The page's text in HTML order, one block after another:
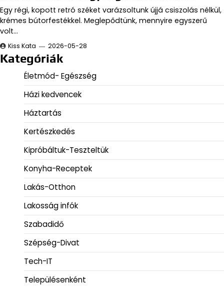
Egy régi, kopott retró széket varázsoltunk újjá csiszolás nélkül,
krémes bútorfestékkel. Meglepődtünk, mennyire egyszerű
volt…
Kiss Kata 2026-05-28
Kategóriák
Életmód- Egészség
Házi kedvencek
Háztartás
Kertészkedés
Kipróbáltuk-Teszteltük
Konyha-Receptek
Lakás-Otthon
Lakosság infók
Szabadidő
Szépség-Divat
Tech-IT
Településenként